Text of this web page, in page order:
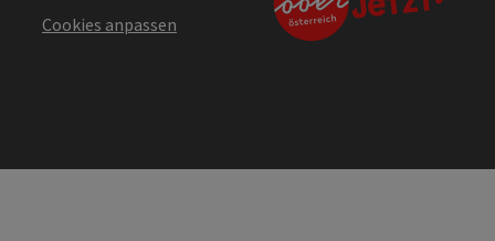
Cookies anpassen